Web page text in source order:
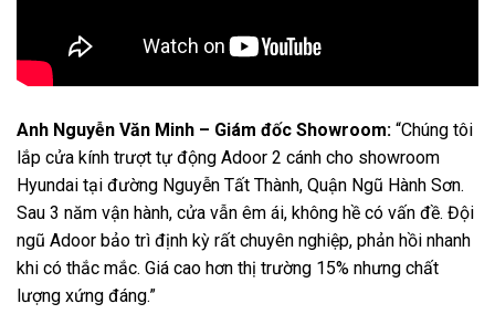
Anh Nguyễn Văn Minh – Giám đốc Showroom: “Chúng tôi
lắp cửa kính trượt tự động Adoor 2 cánh cho showroom
Hyundai tại đường Nguyễn Tất Thành, Quận Ngũ Hành Sơn.
Sau 3 năm vận hành, cửa vẫn êm ái, không hề có vấn đề. Đội
ngũ Adoor bảo trì định kỳ rất chuyên nghiệp, phản hồi nhanh
khi có thắc mắc. Giá cao hơn thị trường 15% nhưng chất
lượng xứng đáng.”